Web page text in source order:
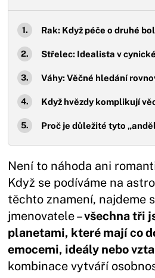
Rak: Když péče o druhé
Střelec: Idealista v
Váhy: Věčné hledání
Když hvězdy komplikují
Proč je důležité tyto
Není to náhoda ani
Když se podíváme na
těchto znamení, najdeme
jmenovatele –všechna tři
planetami, které mají co
emocemi, ideály nebo
kombinace vytváří